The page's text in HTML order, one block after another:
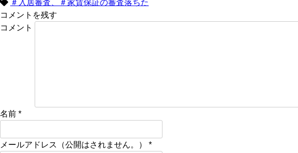
＃入居審査、＃家賃保証の審査落ちた
コメントを残す
コメント
名前 *
メールアドレス（公開はされません。） *